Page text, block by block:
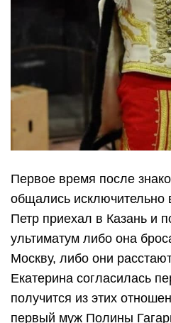
Первое время после
общались
Петр приехал в Казань и
ультиматум либо она
Москву, либо они
Екатерина согласилась
получится из этих
первый муж Полины